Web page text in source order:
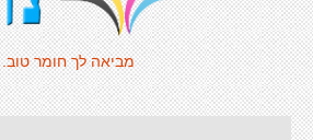
מביאה לך חומר טוב.